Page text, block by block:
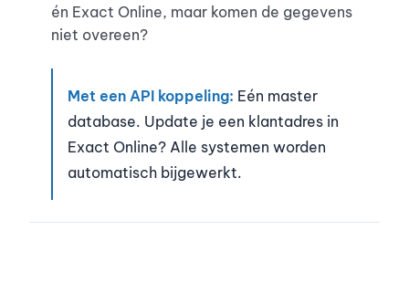
én Exact Online, maar komen de gegevens
niet overeen?
Met een API koppeling: Eén master
database. Update je een klantadres in
Exact Online? Alle systemen worden
automatisch bijgewerkt.